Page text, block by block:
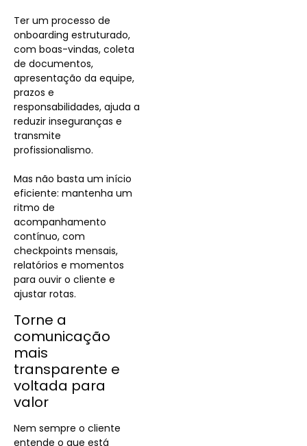
Ter um processo de
onboarding estruturado,
com boas-vindas, coleta
de documentos,
apresentação da equipe,
prazos e
responsabilidades, ajuda a
reduzir inseguranças e
transmite
profissionalismo.
Mas não basta um início
eficiente: mantenha um
ritmo de
acompanhamento
contínuo, com
checkpoints mensais,
relatórios e momentos
para ouvir o cliente e
ajustar rotas.
Torne a
comunicação
mais
transparente e
voltada para
valor
Nem sempre o cliente
entende o que está